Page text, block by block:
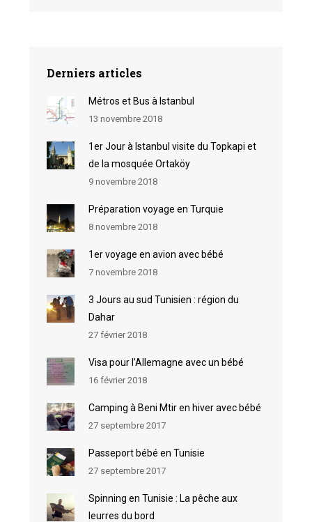
Derniers articles
Métros et Bus à Istanbul
13 novembre 2018
1er Jour à Istanbul visite du Topkapi et
de la mosquée Ortaköy
9 novembre 2018
Préparation voyage en Turquie
8 novembre 2018
1er voyage en avion avec bébé
7 novembre 2018
3 Jours au sud Tunisien : région du
Dahar
27 février 2018
Visa pour l’Allemagne avec un bébé
16 février 2018
Camping à Beni Mtir en hiver avec bébé
27 septembre 2017
Passeport bébé en Tunisie
27 septembre 2017
Spinning en Tunisie : La pêche aux
leurres du bord